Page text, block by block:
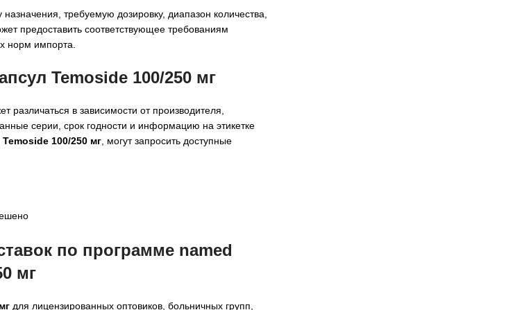
требуемую дозировку, диапазон количества,
предоставить соответствующее требованиям
норм импорта.
Temoside 100/250 мг
различаться в зависимости от производителя,
серии, срок годности и информацию на этикетке
100/250 мг , могут запросить доступные
по программе named
мг
для лицензированных оптовиков, больничных групп,